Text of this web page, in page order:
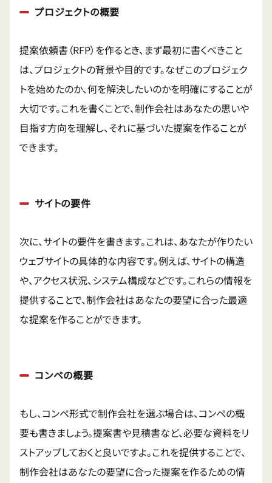
プロジェクトの概要
提案依頼書（RFP）を作るとき、まず最初に書くべきこと
は、プロジェクトの背景や目的です。なぜこのプロジェク
トを始めたのか、何を解決したいのかを明確にすることが
大切です。これを書くことで、制作会社はあなたの思いや
目指す方向を理解し、それに基づいた提案を作ることが
できます。
サイトの要件
次に、サイトの要件を書きます。これは、あなたが作りたい
ウェブサイトの具体的な内容です。例えば、サイトの構造
や、アクセス状況、システム構成などです。これらの情報を
提供することで、制作会社はあなたの要望に合った最適
な提案を作ることができます。
コンペの概要
もし、コンペ形式で制作会社を選ぶ場合は、コンペの概
要も書きましょう。提案書や見積書など、必要な資料をリ
ストアップしておくと良いですよ。これを提供することで、
制作会社はあなたの要望に合った提案を作るための情